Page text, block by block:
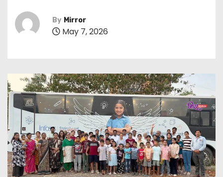
By Mirror
May 7, 2026